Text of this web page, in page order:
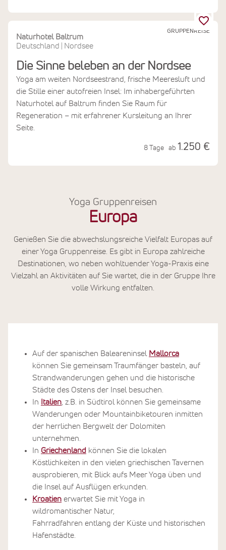
GRUPPENREISE
Naturhotel Baltrum
Deutschland
Nordsee
Die Sinne beleben an der Nordsee
Yoga am weiten Nordseestrand, frische Meeresluft und
die Stille einer autofreien Insel: Im inhabergeführten
Naturhotel auf Baltrum finden Sie Raum für
Regeneration – mit erfahrener Kursleitung an Ihrer
Seite.
8 Tage ab 1.250 €
Yoga Gruppenreisen
Europa
Genießen Sie die abwechslungsreiche Vielfalt Europas auf
einer Yoga Gruppenreise. Es gibt in Europa zahlreiche
Destinationen, wo neben wohltuender Yoga-Praxis eine
Vielzahl an Aktivitäten auf Sie wartet, die in der Gruppe Ihre
volle Wirkung entfalten.
Auf der spanischen Baleareninsel Mallorca
können Sie gemeinsam Traumfänger basteln, auf
Strandwanderungen gehen und die historische
Städte des Ostens der Insel besuchen.
In
Italien, z.B. in Südtirol können Sie gemeinsame
Wanderungen oder Mountainbiketouren inmitten
der herrlichen Bergwelt der Dolomiten
unternehmen.
In Griechenland können Sie die lokalen
Köstlichkeiten in den vielen griechischen Tavernen
ausprobieren, mit Blick aufs Meer Yoga üben und
die Insel auf Ausflügen erkunden.
Kroatien erwartet Sie mit Yoga in
wildromantischer Natur,
Fahrradfahren entlang der Küste und historischen
Hafenstädte.